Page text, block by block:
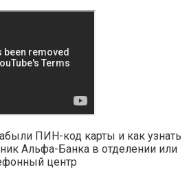
ПИН-код карты и как узнать
Альфа-Банка в отделении или
центр